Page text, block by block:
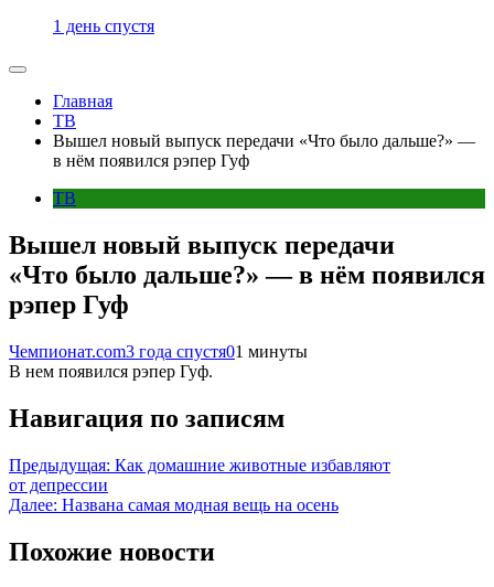
1 день спустя
Главная
ТВ
Вышел новый выпуск передачи «Что было дальше?» —
в нём появился рэпер Гуф
ТВ
Вышел новый выпуск передачи
«Что было дальше?» — в нём появился
рэпер Гуф
Чемпионат.com3 года спустя01 минуты
В нем появился рэпер Гуф.
Навигация по записям
Предыдущая: Как домашние животные избавляют
от депрессии
Далее: Названа самая модная вещь на осень
Похожие новости